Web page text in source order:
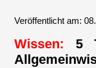
Veröffentlicht am:
Wissen: 5